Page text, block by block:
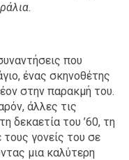
που
ένας σκηνοθέτης
στην παρακμή του.
άλλες τις
δεκαετία του ’60, τη
γονείς του σε
μια καλύτερη